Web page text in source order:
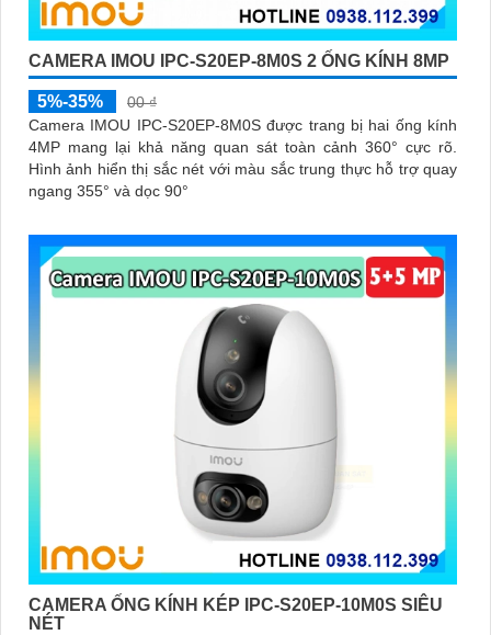
CAMERA IMOU IPC-S20EP-8M0S 2 ỐNG KÍNH 8MP
5%-35%
00 ₫
Camera IMOU IPC-S20EP-8M0S được trang bị hai ống kính
4MP mang lại khả năng quan sát toàn cảnh 360° cực rõ.
Hình ảnh hiển thị sắc nét với màu sắc trung thực hỗ trợ quay
ngang 355° và dọc 90°
CAMERA ỐNG KÍNH KÉP IPC-S20EP-10M0S SIÊU
NÉT